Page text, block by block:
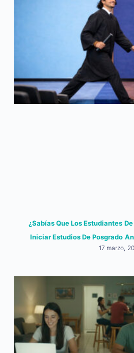
¿Sabías Que Los Estudiantes
Iniciar Estudios De Posgrado
17 marzo,